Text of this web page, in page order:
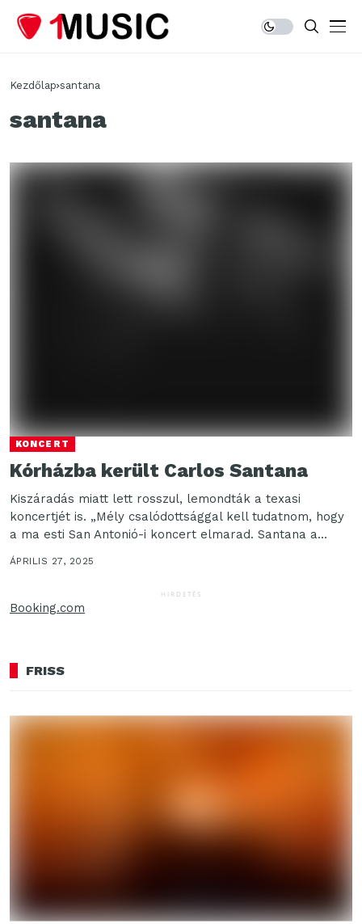
Kezdőlap santana
santana
KONCERT
Kórházba került Carlos Santana
Kiszáradás miatt lett rosszul, lemondták a texasi
koncertjét is. „Mély csalódottsággal kell tudatnom, hogy
a ma esti San Antonió-i koncert elmarad. Santana a...
ÁPRILIS 27, 2025
HIRDETÉS
Booking.com
FRISS